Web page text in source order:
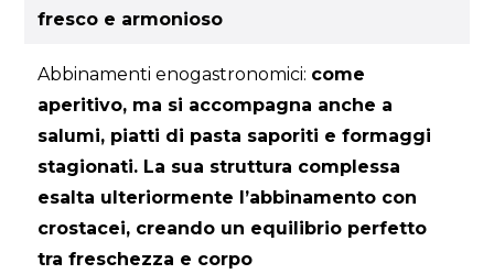
fresco e armonioso
Abbinamenti enogastronomici: come
aperitivo, ma si accompagna anche a
salumi, piatti di pasta saporiti e formaggi
stagionati. La sua struttura complessa
esalta ulteriormente l’abbinamento con
crostacei, creando un equilibrio perfetto
tra freschezza e corpo